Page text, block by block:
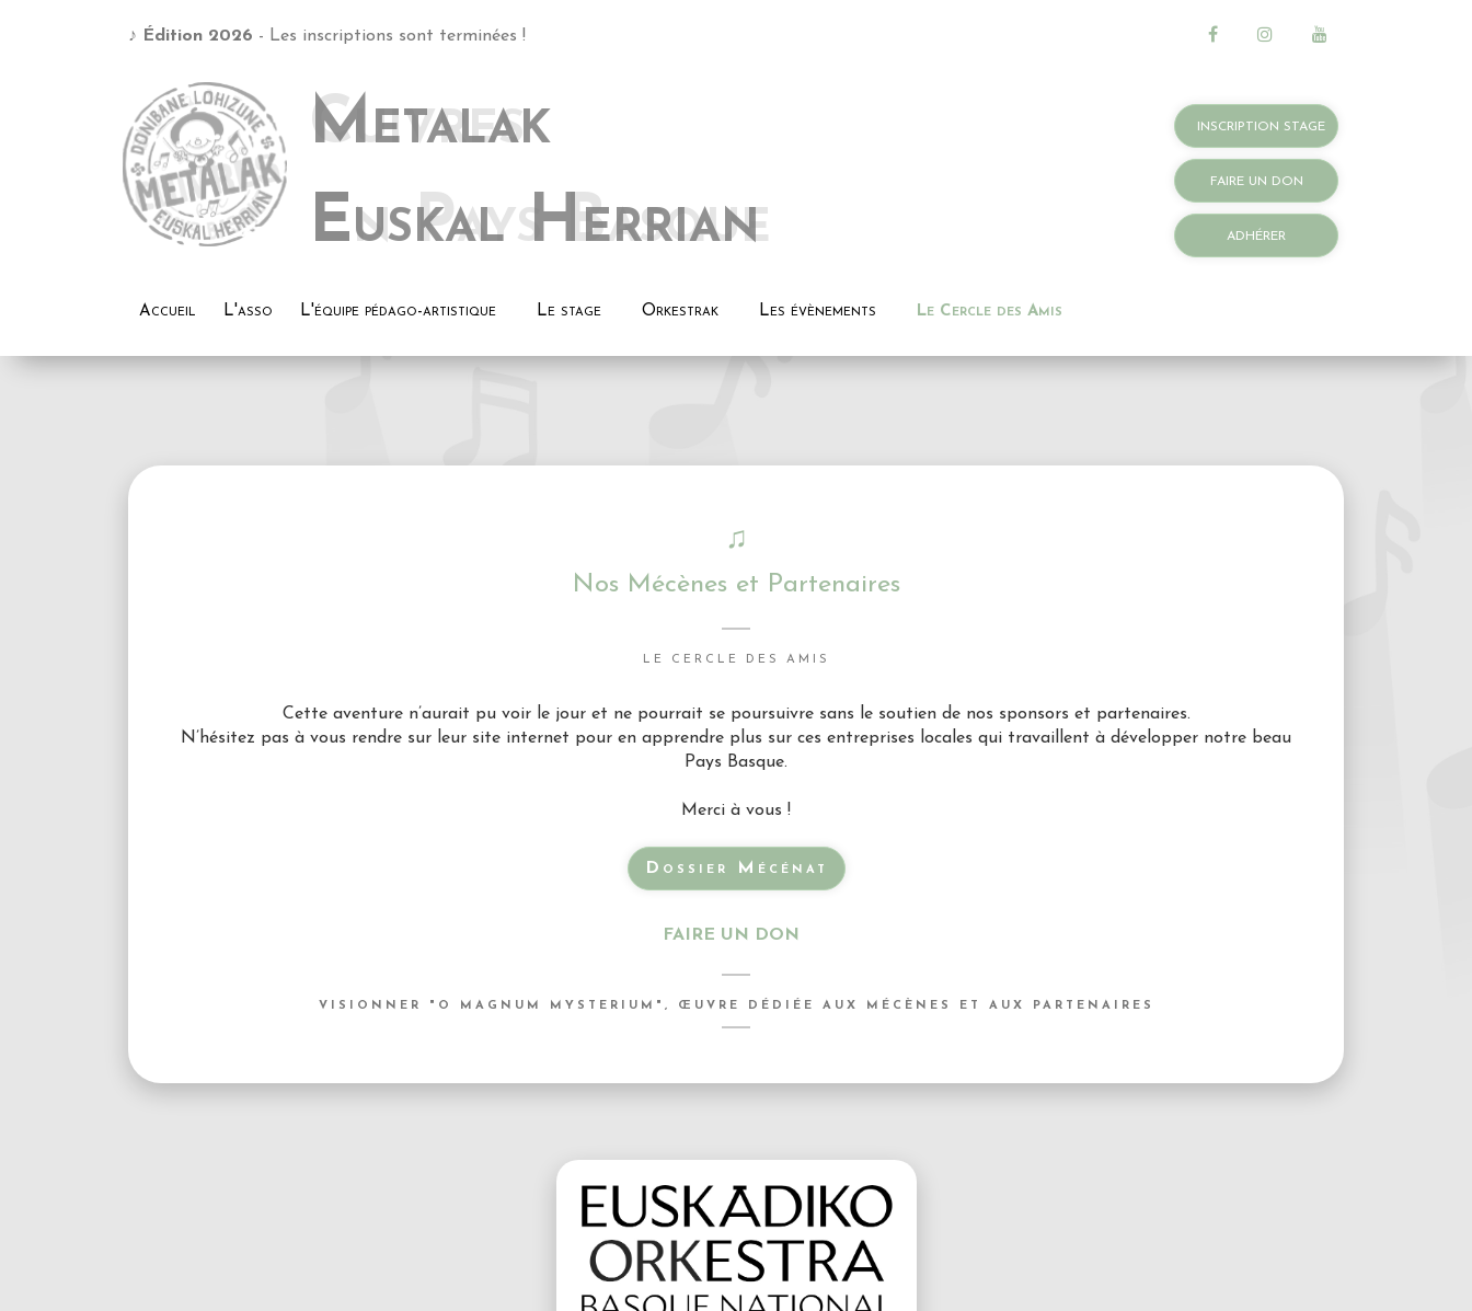
♪ Édition 2026 - Les inscriptions sont terminées !
Metalak
Euskal Herrian
INSCRIPTION STAGE
FAIRE UN DON
ADHÉRER
Accueil L'asso L'équipe pédago-artistique Le stage Orkestrak Les évènements Le Cercle des Amis
♫
Nos Mécènes et Partenaires
LE CERCLE DES AMIS
Cette aventure n’aurait pu voir le jour et ne pourrait se poursuivre sans le soutien de nos sponsors et partenaires.
N’hésitez pas à vous rendre sur leur site internet pour en apprendre plus sur ces entreprises locales qui travaillent à développer notre beau
Pays Basque.
Merci à vous !
Dossier Mécénat
FAIRE UN DON
VISIONNER "O MAGNUM MYSTERIUM", ŒUVRE DÉDIÉE AUX MÉCÈNES ET AUX PARTENAIRES